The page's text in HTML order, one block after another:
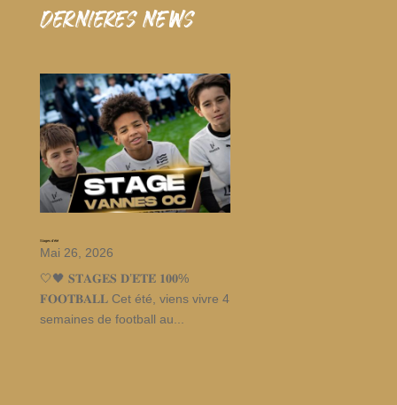
dernieres news
Stages d’été
Mai 26, 2026
🤍🖤 𝐒𝐓𝐀𝐆𝐄𝐒 𝐃’𝐄́𝐓𝐄́ 𝟏𝟎𝟎%
𝐅𝐎𝐎𝐓𝐁𝐀𝐋𝐋 Cet été, viens vivre 4
semaines de football au...